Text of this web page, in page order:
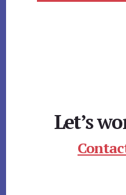
Let’s